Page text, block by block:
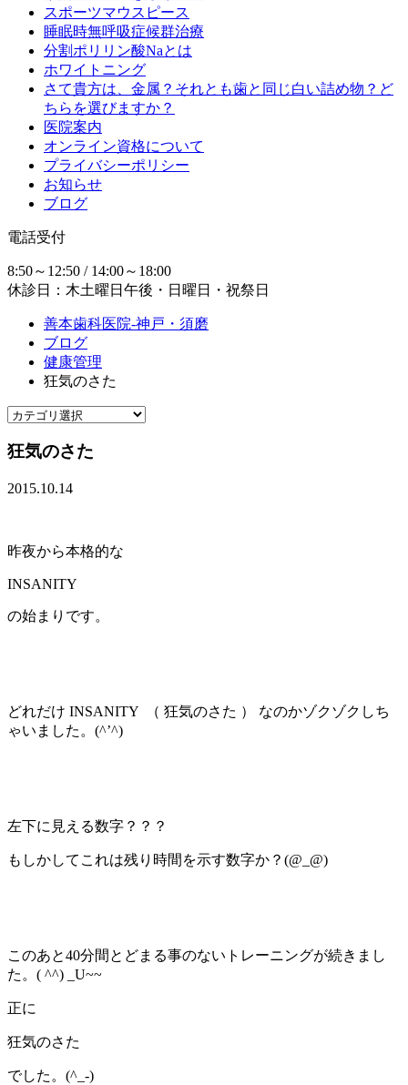
スポーツマウスピース
睡眠時無呼吸症候群治療
分割ポリリン酸Naとは
ホワイトニング
さて貴方は、金属？それとも歯と同じ白い詰め物？ど
ちらを選びますか？
医院案内
オンライン資格について
プライバシーポリシー
お知らせ
ブログ
電話受付
8:50～12:50 / 14:00～18:00
休診日：木土曜日午後・日曜日・祝祭日
善本歯科医院-神戸・須磨
ブログ
健康管理
狂気のさた
狂気のさた
2015.10.14
昨夜から本格的な
INSANITY
の始まりです。
どれだけ INSANITY （ 狂気のさた ） なのかゾクゾクしち
ゃいました。(^’^)
左下に見える数字？？？
もしかしてこれは残り時間を示す数字か？(@_@)
このあと40分間とどまる事のないトレーニングが続きまし
た。( ^^) _U~~
正に
狂気のさた
でした。(^_-)